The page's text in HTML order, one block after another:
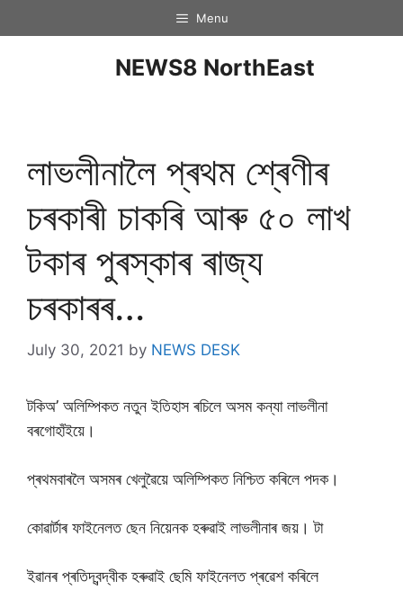
Menu
NEWS8 NorthEast
লাভলীনালৈ প্ৰথম শ্ৰেণীৰ
চৰকাৰী চাকৰি আৰু ৫০ লাখ
টকাৰ পুৰস্কাৰ ৰাজ্য
চৰকাৰৰ…
July 30, 2021 by NEWS DESK
টকিঅ’ অলিম্পিকত নতুন ইতিহাস ৰচিলে অসম কন্যা লাভলীনা
বৰগোহাঁইয়ে।
প্ৰথমবাৰলৈ অসমৰ খেলুৱৈয়ে অলিম্পিকত নিশ্চিত কৰিলে পদক।
কোৱাৰ্টাৰ ফাইনেলত ছেন নিয়েনক হৰুৱাই লাভলীনাৰ জয়। টা
ইৱানৰ প্ৰতিদ্বন্দ্বীক হৰুৱাই ছেমি ফাইনেলত প্ৰৱেশ কৰিলে